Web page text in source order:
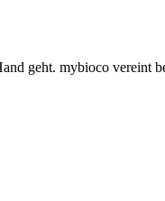
geht. mybioco vereint